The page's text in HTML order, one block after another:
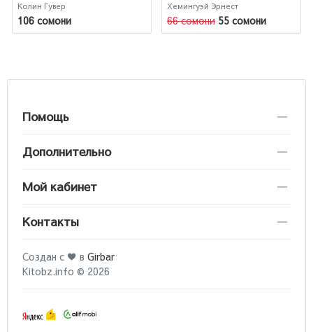
Колин Гувер
106 сомони
Хемингуэй Эрнест
66 сомони 55 сомони
Помощь
Дополнительно
Мой кабинет
Контакты
Создан с ♥ в Girbar
Kitobz.info © 2026